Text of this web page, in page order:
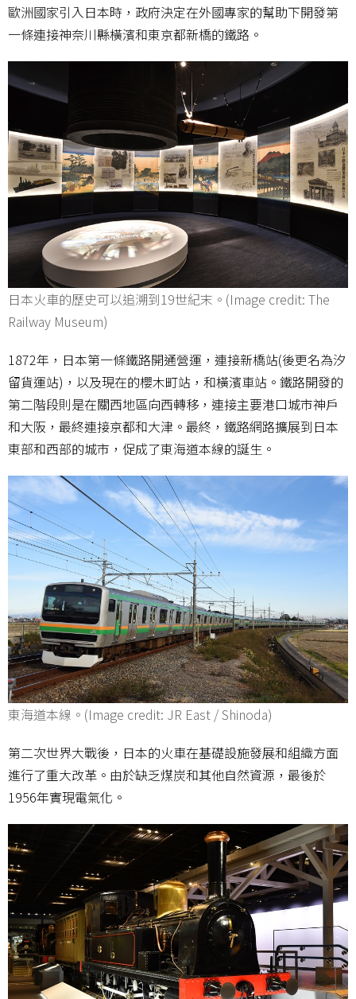
歐洲國家引入日本時，政府決定在外國專家的幫助下開發第
一條連接神奈川縣橫濱和東京都新橋的鐵路。
日本火車的歷史可以追溯到19世紀末。(Image credit: The
Railway Museum)
1872年，日本第一條鐵路開通營運，連接新橋站(後更名為汐
留貨運站)，以及現在的櫻木町站，和橫濱車站。鐵路開發的
第二階段則是在關西地區向西轉移，連接主要港口城市神戶
和大阪，最終連接京都和大津。最終，鐵路網路擴展到日本
東部和西部的城市，促成了東海道本線的誕生。
東海道本線。(Image credit: JR East / Shinoda)
第二次世界大戰後，日本的火車在基礎設施發展和組織方面
進行了重大改革。由於缺乏煤炭和其他自然資源，最後於
1956年實現電氣化。